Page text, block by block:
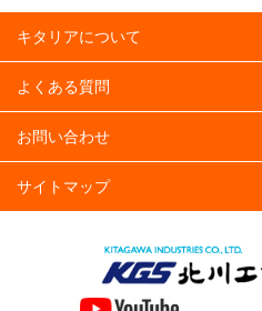
キタリアについて
よくある質問
お問い合わせ
サイトマップ